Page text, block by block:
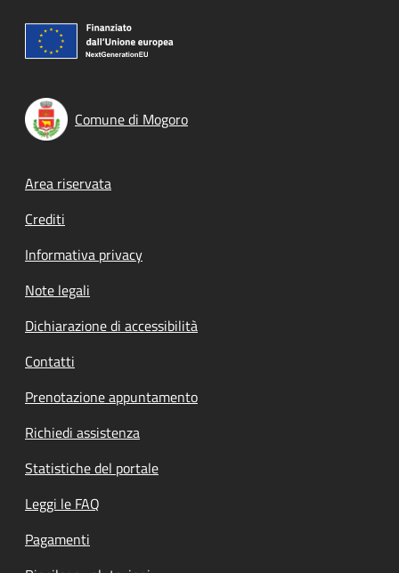
Comune di Mogoro
Footer menu
Area riservata
Crediti
Informativa privacy
Note legali
Dichiarazione di accessibilità
Contatti
Prenotazione appuntamento
Richiedi assistenza
Statistiche del portale
Leggi le FAQ
Pagamenti